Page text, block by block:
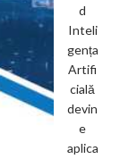
d
Inteli
gența
Artifi
cială
devin
e
aplica